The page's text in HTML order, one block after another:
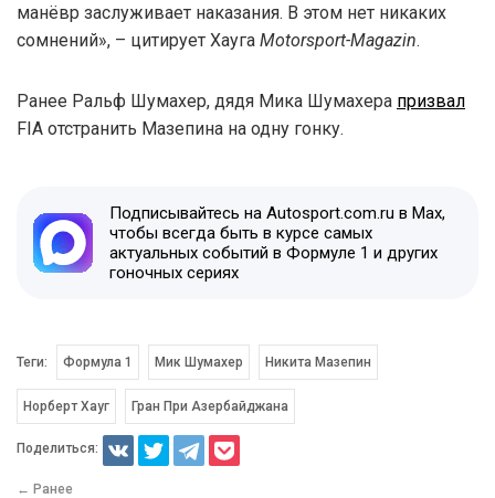
манёвр заслуживает наказания. В этом нет никаких
сомнений», – цитирует Хауга Motorsport-Magazin.
Ранее Ральф Шумахер, дядя Мика Шумахера призвал
FIA отстранить Мазепина на одну гонку.
Подписывайтесь на Autosport.com.ru в Max,
чтобы всегда быть в курсе самых
актуальных событий в Формуле 1 и других
гоночных сериях
Теги: Формула 1 Мик Шумахер Никита Мазепин
Норберт Хауг Гран При Азербайджана
Поделиться:
← Ранее